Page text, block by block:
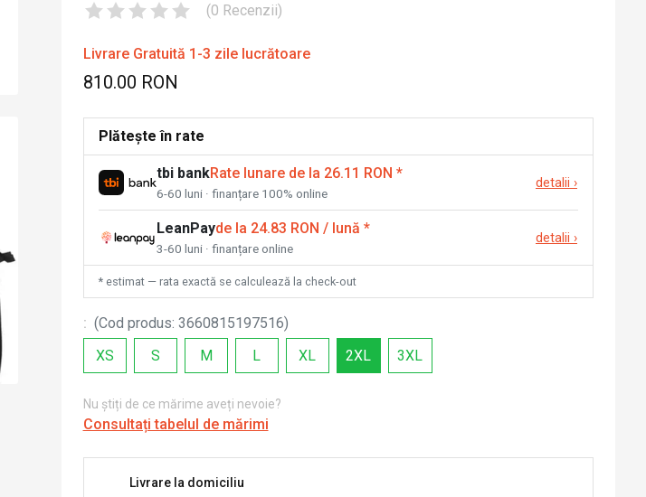
(0 Recenzii)
Livrare Gratuită 1-3 zile lucrătoare
810.00 RON
Plătește în rate
tbi bankRate lunare de la 26.11 RON *
6-60 luni · finanțare 100% online
detalii ›
LeanPayde la 24.83 RON / lună *
3-60 luni · finanțare online
detalii ›
* estimat — rata exactă se calculează la check-out
: (Cod produs: 3660815197516)
XS
S M L XL 2XL 3XL
Nu știți de ce mărime aveți nevoie?
Consultați tabelul de mărimi
Livrare la domiciliu